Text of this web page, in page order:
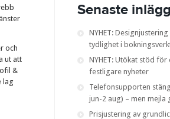
och
ut att
&
lag
Senaste
NYHET:
tydlighet i
NYHET: Utökat stöd
festligare nyheter
Telefonsupporten
jun-2 aug) – men mejla
Prisjustering av